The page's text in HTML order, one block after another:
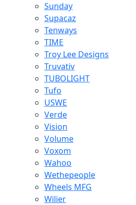
Sunday
Supacaz
Tenways
TIME
Troy Lee Designs
Truvativ
TUBOLIGHT
Tufo
USWE
Verde
Vision
Volume
Voxom
Wahoo
Wethepeople
Wheels MFG
Wilier